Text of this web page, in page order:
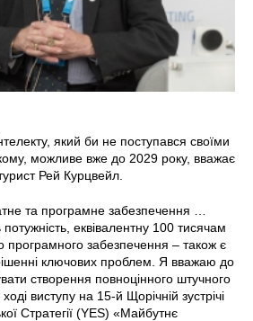
який би не поступався своїми
можливе вже до 2029 року, вважає
Рей Курцвейл.
та програмне забезпечення …
еквівалентну 100 тисячам
програмного забезпечення – також є
ключових проблем. Я вважаю до
створення повноцінного штучного
виступу на 15-й Щорічній зустрічі
Стратегії (YES) «Майбутнє